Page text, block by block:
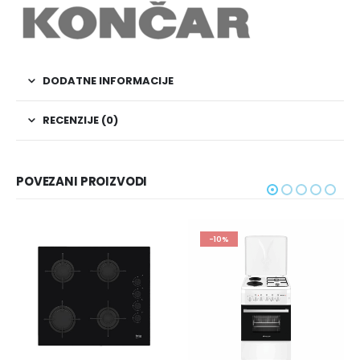
DODATNE INFORMACIJE
RECENZIJE (0)
POVEZANI PROIZVODI
-10%